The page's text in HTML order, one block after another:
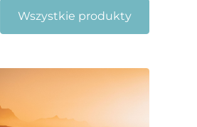
Wszystkie produkty